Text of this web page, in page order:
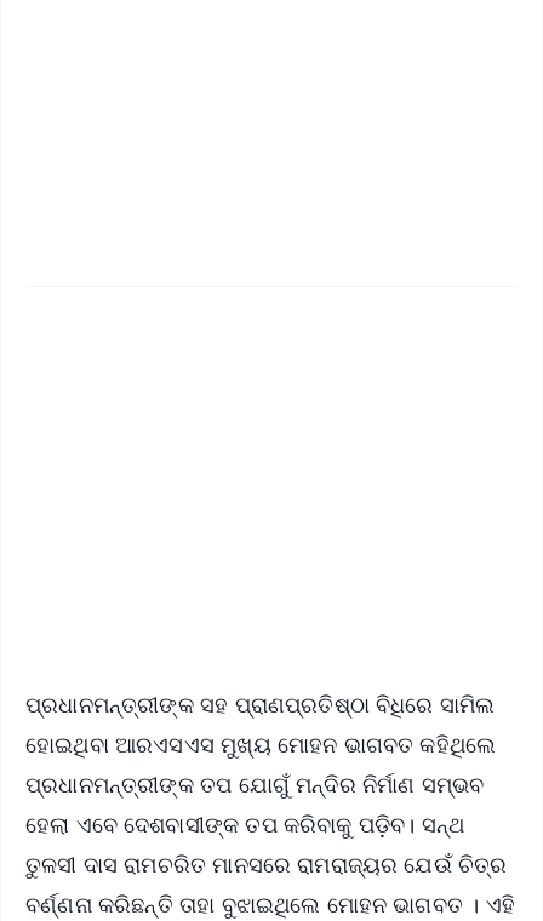
ପ୍ରଧାନମନ୍ତ୍ରୀଙ୍କ ସହ ପ୍ରାଣପ୍ରତିଷ୍ଠା ବିଧିରେ ସାମିଲ
ହୋଇଥିବା ଆରଏସଏସ ମୁଖ୍ୟ ମୋହନ ଭାଗବତ କହିଥିଲେ
ପ୍ରଧାନମନ୍ତ୍ରୀଙ୍କ ତପ ଯୋଗୁଁ ମନ୍ଦିର ନିର୍ମାଣ ସମ୍ଭବ
ହେଲା ଏବେ ଦେଶବାସୀଙ୍କ ତପ କରିବାକୁ ପଡ଼ିବ। ସନ୍ଥ
ତୁଳସୀ ଦାସ ରାମଚରିତ ମାନସରେ ରାମରାଜ୍ୟର ଯେଉଁ ଚିତ୍ର
ବର୍ଣ୍ଣନା କରିଛନ୍ତି ତାହା ବୁଝାଇଥିଲେ ମୋହନ ଭାଗବତ । ଏହି